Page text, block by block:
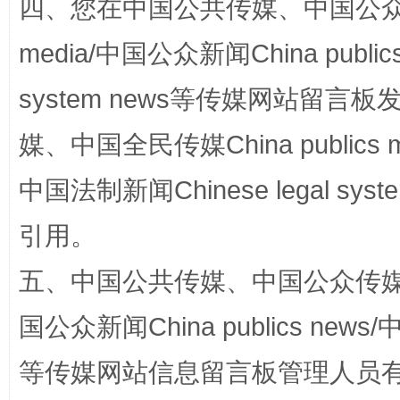
完善运行机制助力责任有效落实 一纸欠
东山县通报“牛蛙产品抗生素超标问题” 法
四、您在中国公共传媒、中国公
media/中国公众新闻China
system news等传媒网站留言板
媒、中国全民传媒China publics
中国法制新闻Chinese legal
引用。
五、中国公共传媒、中国公众传
国公众新闻China publics news/
等传媒网站信息留言板管理人员